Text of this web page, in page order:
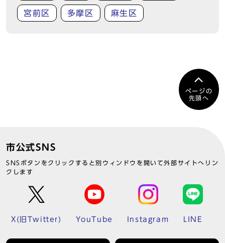
宮前区 多摩区 麻生区
ページの
先頭へ
市公式SNS
SNSボタンをクリックすると別ウィンドウを開いて外部サイトへリン
クします
X(旧Twitter) YouTube Instagram LINE